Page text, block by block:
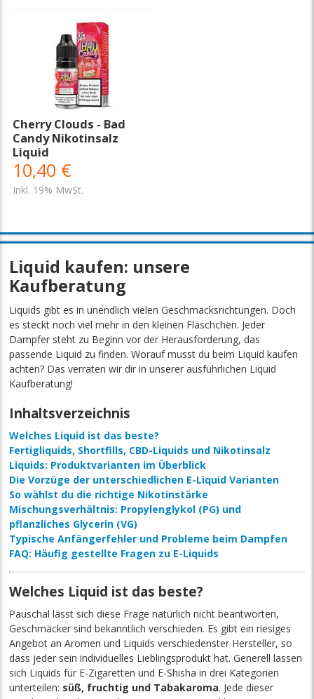
Cherry Clouds - Bad
Candy Nikotinsalz
Liquid
10,40 €
Inkl. 19% MwSt.
Liquid kaufen: unsere
Kaufberatung
Liquids gibt es in unendlich vielen Geschmacksrichtungen. Doch
es steckt noch viel mehr in den kleinen Fläschchen. Jeder
Dampfer steht zu Beginn vor der Herausforderung, das
passende Liquid zu finden. Worauf musst du beim Liquid kaufen
achten? Das verraten wir dir in unserer ausführlichen Liquid
Kaufberatung!
Inhaltsverzeichnis
Welches Liquid ist das beste?
Fertigliquids, Shortfills, CBD-Liquids und Nikotinsalz
Liquids: Produktvarianten im Überblick
Die Vorzüge der unterschiedlichen E-Liquid Varianten
So wählst du die richtige Nikotinstärke
Mischungsverhältnis: Propylenglykol (PG) und
pflanzliches Glycerin (VG)
Typische Anfängerfehler und Probleme beim Dampfen
FAQ: Häufig gestellte Fragen zu E-Liquids
Welches Liquid ist das beste?
Pauschal lässt sich diese Frage natürlich nicht beantworten,
Geschmäcker sind bekanntlich verschieden. Es gibt ein riesiges
Angebot an Aromen und Liquids verschiedenster Hersteller, so
dass jeder sein individuelles Lieblingsprodukt hat. Generell lassen
sich Liquids für E-Zigaretten und E-Shisha in drei Kategorien
unterteilen: süß, fruchtig und Tabakaroma. Jede dieser